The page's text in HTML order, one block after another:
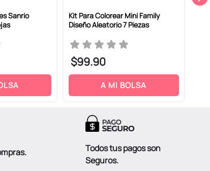
Sanrio
Kit Para Colorear Mini Family
Diseño Aleatorio 7 Piezas
$99.90
A MI BOLSA
Todos tus pagos son
Seguros.